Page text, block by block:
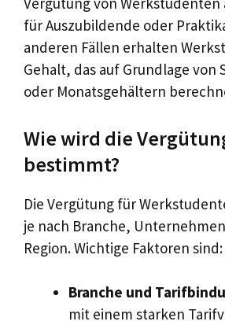
für Auszubildende oder
anderen Fällen erhalten
Gehalt, das auf Grundlage von
oder Monatsgehältern
Wie wird die
bestimmt?
Die Vergütung für
je nach Branche,
Region. Wichtige Faktoren sind:
Branche und
mit einem starken